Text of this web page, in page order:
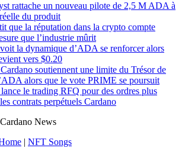
rattache un nouveau pilote de 2,5 M ADA à
du produit
que la réputation dans la crypto compte
que l’industrie mûrit
la dynamique d’ADA se renforcer alors
vers $0.20
soutiennent une limite du Trésor de
alors que le vote PRIME se poursuit
le trading RFQ pour des ordres plus
contrats perpétuels Cardano
News
| NFT Songs